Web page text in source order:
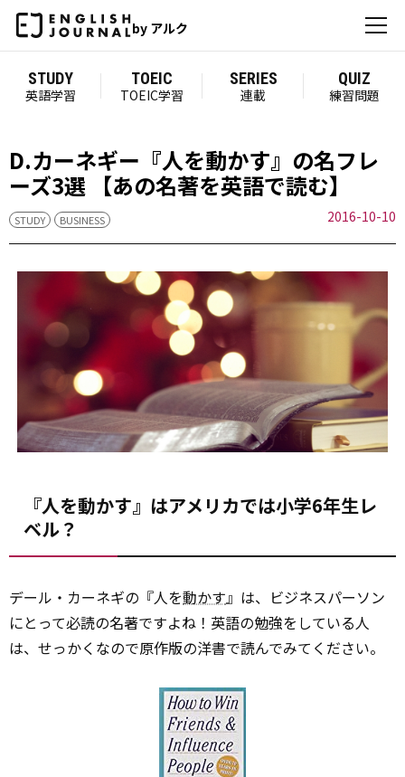
by アルク
STUDY
英語学習
TOEIC
TOEIC学習
SERIES
連載
QUIZ
練習問題
D.カーネギー『人を動かす』の名フレ
ーズ3選 【あの名著を英語で読む】
STUDY BUSINESS 2016-10-10
『人を動かす』はアメリカでは小学6年生レ
ベル？
デール・カーネギの『人を動かす』は、ビジネスパーソン
にとって必読の名著ですよね！英語の勉強をしている人
は、せっかくなので原作版の洋書で読んでみてください。